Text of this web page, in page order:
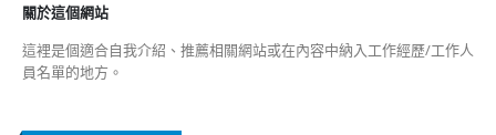
關於這個網站
這裡是個適合自我介紹、推薦相關網站或在內容中納入工作經歷/工作人
員名單的地方。